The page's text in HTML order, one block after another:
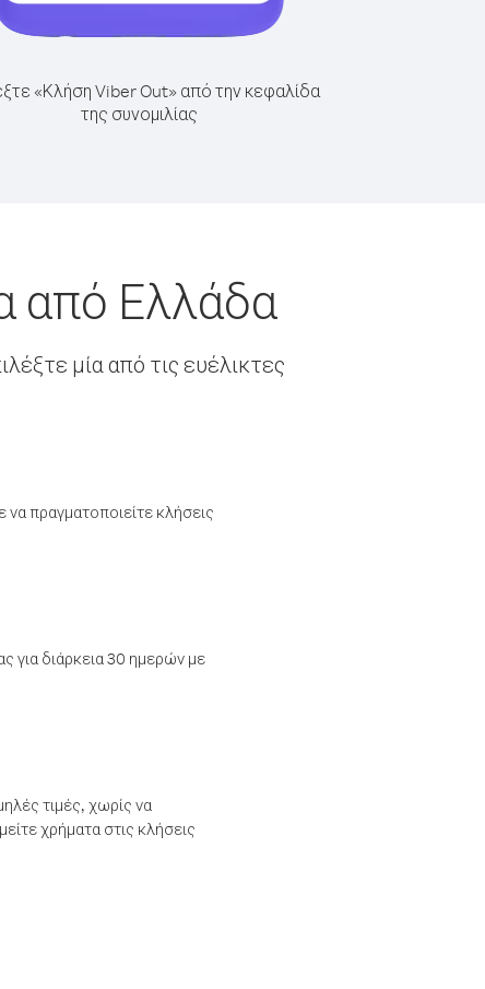
«Κλήση Viber Out» από την κεφαλίδα
της συνομιλίας
από Ελλάδα
μία από τις ευέλικτες
πραγματοποιείτε κλήσεις
για διάρκεια 30 ημερών με
τιμές, χωρίς να
χρήματα στις κλήσεις